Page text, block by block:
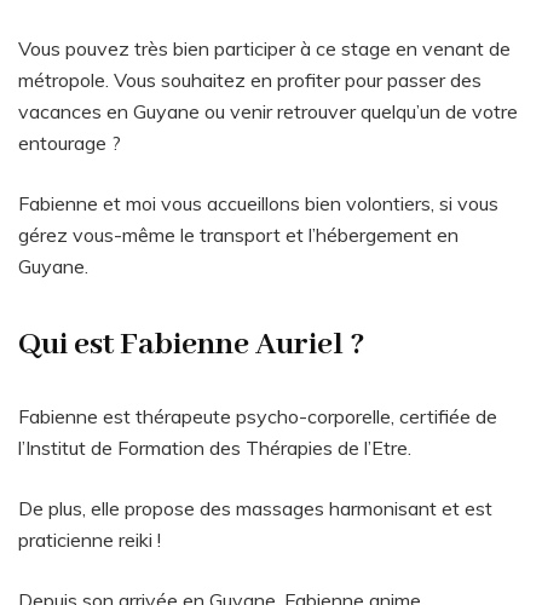
Vous pouvez très bien participer à ce stage en venant de
métropole. Vous souhaitez en profiter pour passer des
vacances en Guyane ou venir retrouver quelqu’un de votre
entourage ?
Fabienne et moi vous accueillons bien volontiers, si vous
gérez vous-même le transport et l’hébergement en
Guyane.
Qui est Fabienne Auriel ?
Fabienne est thérapeute psycho-corporelle, certifiée de
l’Institut de Formation des Thérapies de l’Etre.
De plus, elle propose des massages harmonisant et est
praticienne reiki !